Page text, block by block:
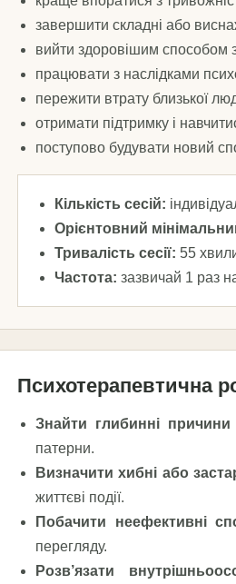
завершити складні або
вийти здоровішим способом
працювати з наслідками
пережити втрату близької
отримати підтримку і
поступово будувати новий
Кількість сесій:
Орієнтовний
Тривалість сесії: 55
Частота: зазвичай 1 раз
Психотерапевтична
Знайти глибинні причини
патерни.
Визначити хибні або
життєві події.
Побачити неефективні
перегляду.
Розв’язати